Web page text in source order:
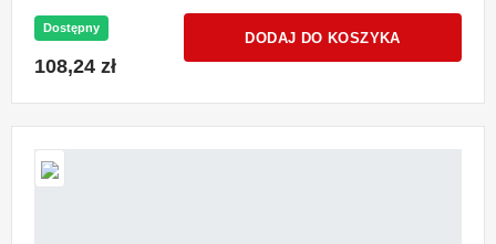
Dostępny
108,24 zł
DODAJ DO KOSZYKA